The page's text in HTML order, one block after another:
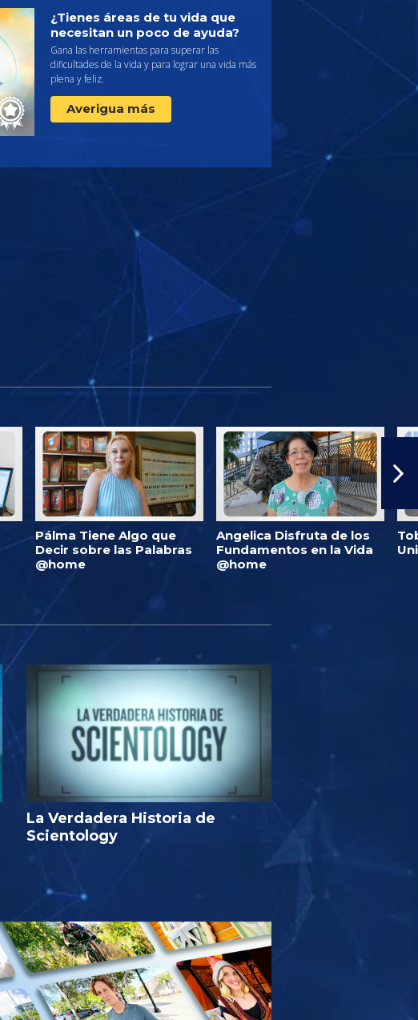
¿Tienes áreas de tu vida que
necesitan un poco de ayuda?
Gana las herramientas para superar las
dificultades de la vida y para lograr una vida más
plena y feliz.
Averigua más
Pálma Tiene Algo que
Decir sobre las Palabras
@home
Angelica Disfruta de los
Fundamentos en la Vida
@home
La Verdadera Historia de
Scientology